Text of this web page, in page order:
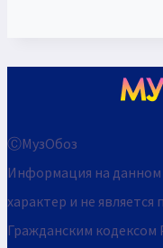
ⒸМузОбоз
Информация на
характер и не
Гражданским